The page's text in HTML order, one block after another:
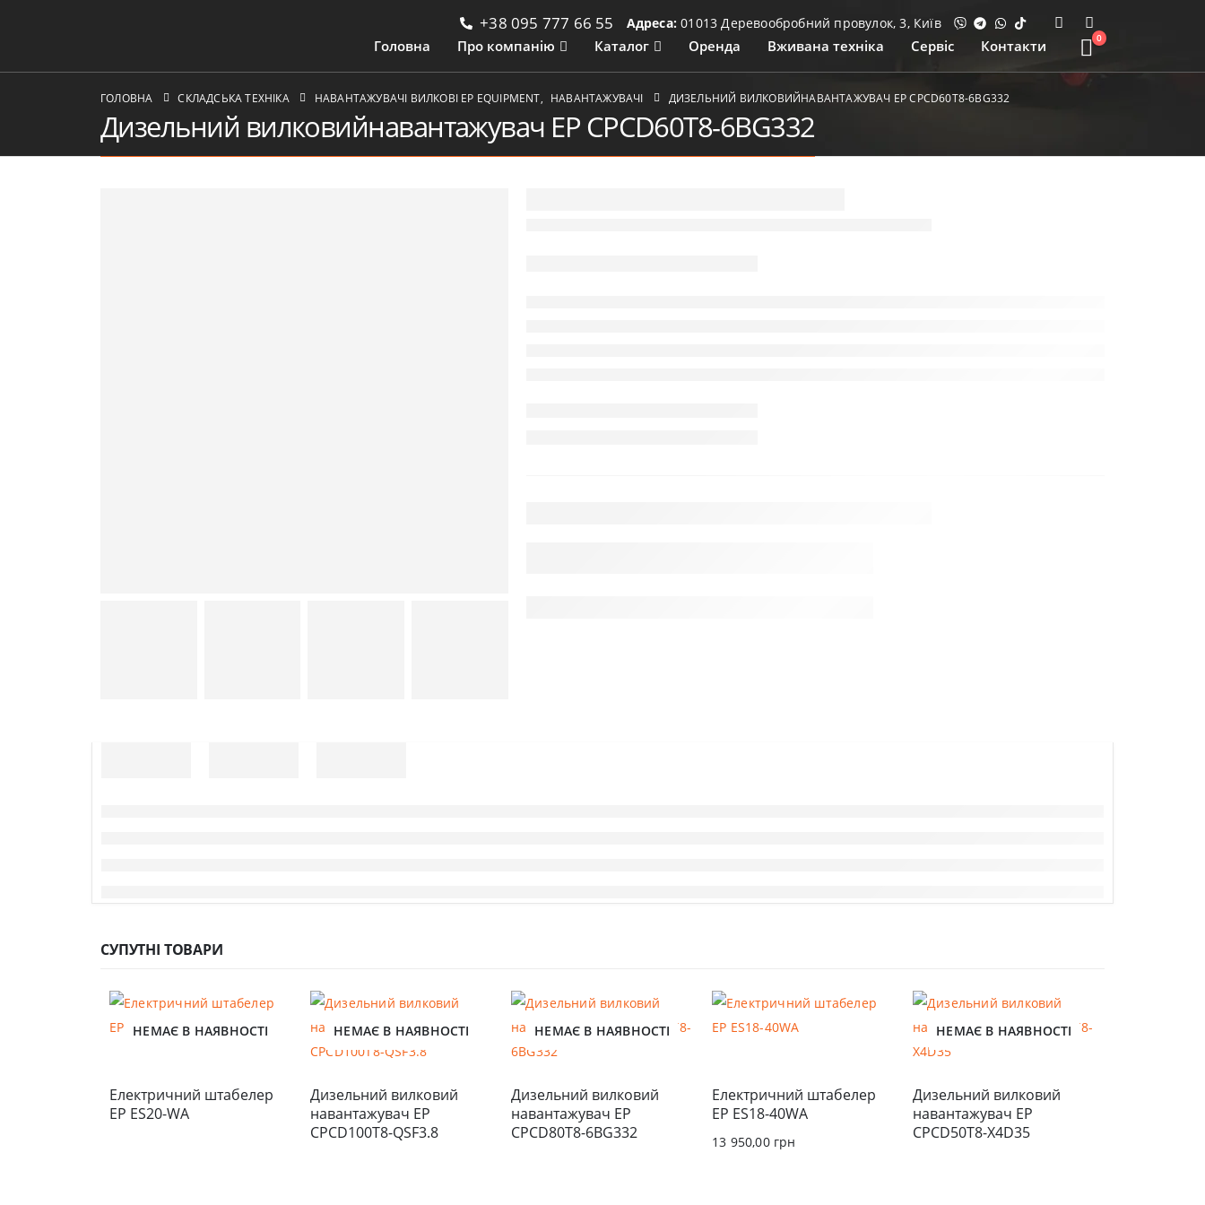
+38 095 777 66 55 Адреса: 01013 Деревообробний провулок, 3, Київ
Головна Про компанію Каталог Оренда Вживана техніка Сервіс Контакти 0
ГОЛОВНА СКЛАДСЬКА ТЕХНІКА НАВАНТАЖУВАЧІ ВИЛКОВІ ЕР EQUIPMENT, НАВАНТАЖУВАЧІ ДИЗЕЛЬНИЙ ВИЛКОВИЙНАВАНТАЖУВАЧ EP CPCD60T8-6BG332
Дизельний вилковийнавантажувач EP CPCD60T8-6BG332
СУПУТНІ ТОВАРИ
НЕМАЄ В НАЯВНОСТІ
Електричний штабелер
EP ES20-WA
НЕМАЄ В НАЯВНОСТІ
Дизельний вилковий
навантажувач EP
CPCD100T8-QSF3.8
НЕМАЄ В НАЯВНОСТІ
Дизельний вилковий
навантажувач EP
CPCD80T8-6BG332
Електричний штабелер
EP ES18-40WA
13 950,00 грн
НЕМАЄ В НАЯВНОСТІ
Дизельний вилковий
навантажувач EP
CPCD50T8-X4D35